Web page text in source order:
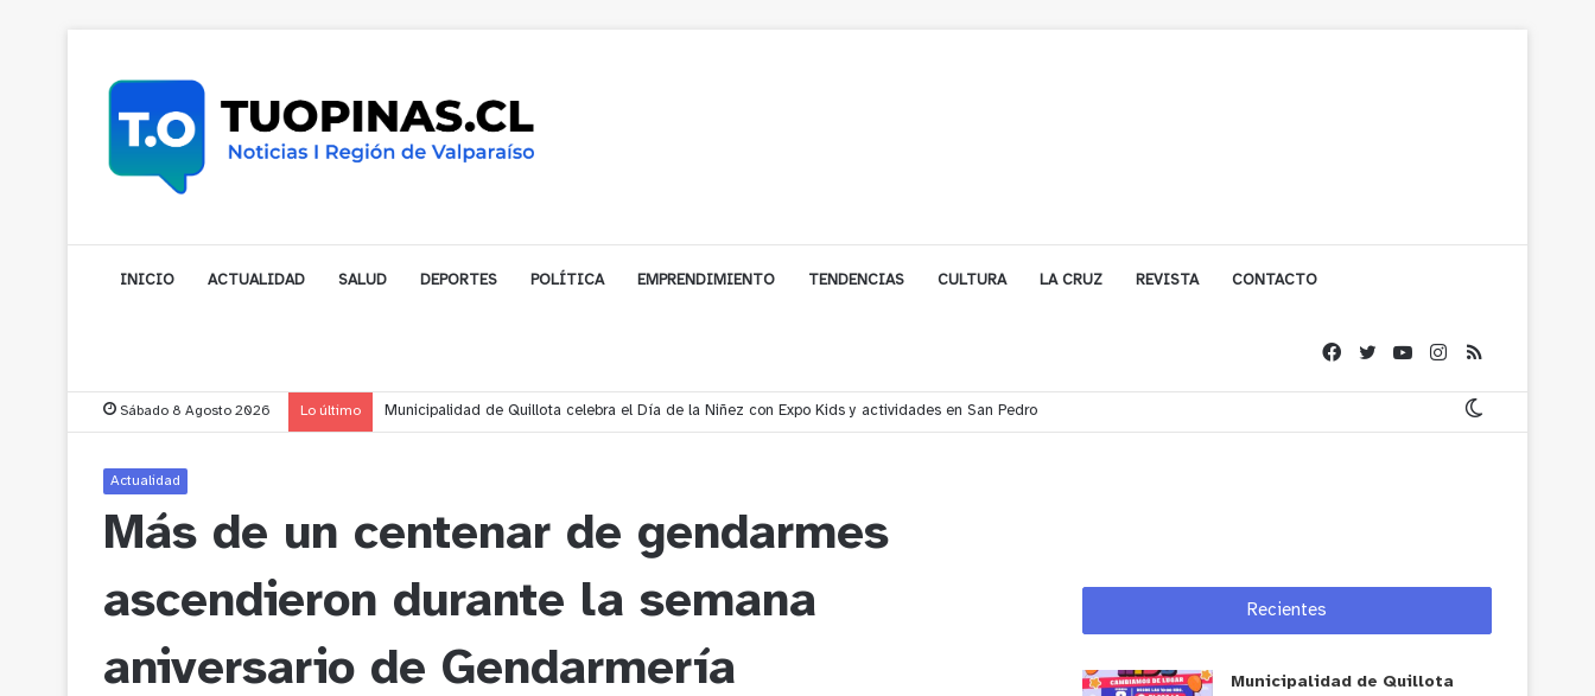
INICIO ACTUALIDAD SALUD DEPORTES POLÍTICA EMPRENDIMIENTO TENDENCIAS CULTURA LA CRUZ REVISTA CONTACTO
Sábado 8 Agosto 2026 Lo último Municipalidad de Nogales impulsa inversión de más de $125 millones para mejorar el sector El Polígono
Actualidad
Más de un centenar de gendarmes
ascendieron durante la semana
aniversario de Gendarmería
Recientes
Municipalidad de Quillota